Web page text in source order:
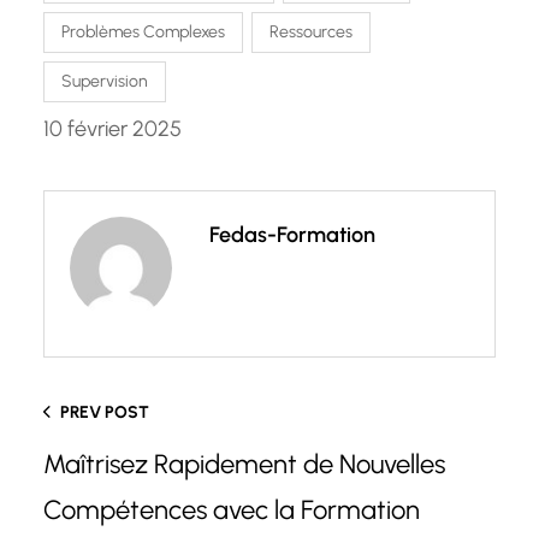
Problèmes Complexes Ressources
Supervision
10 février 2025
Fedas-Formation
PREV POST
Maîtrisez Rapidement de Nouvelles
Compétences avec la Formation